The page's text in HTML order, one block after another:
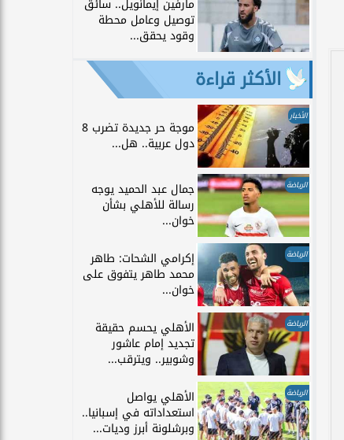
توصيل وعامل محطة
وقود يحقق...
الأكثر قراءة
الأخبار
موجة حر جديدة تضرب 8
دول عربية.. هل...
الرياضة جمال عبد الحميد يوجه
رسالة للأهلي بشأن
خوان...
الرياضة إكرامي الشحات: طاهر
محمد طاهر يتفوق على
خوان...
الرياضة الأهلي يحسم حقيقة
تجديد إمام عاشور
وشوبير.. ويترقب...
الرياضة الأهلي يواصل
استعداداته في إسبانيا..
وبرشلونة أبرز وديات...